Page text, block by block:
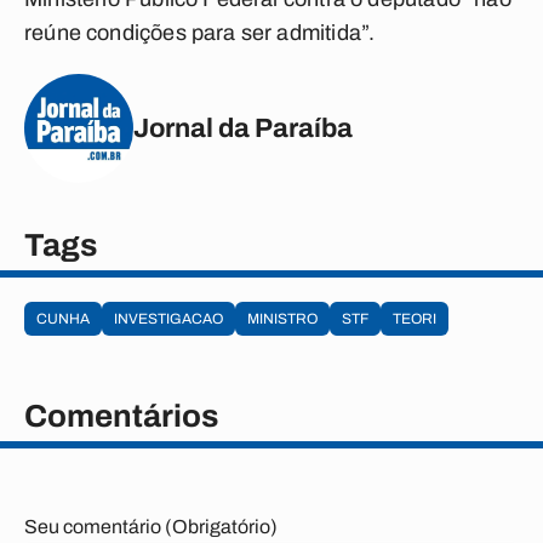
reúne condições para ser admitida”.
Jornal da Paraíba
Tags
CUNHA INVESTIGACAO MINISTRO STF TEORI
Comentários
Seu comentário (Obrigatório)